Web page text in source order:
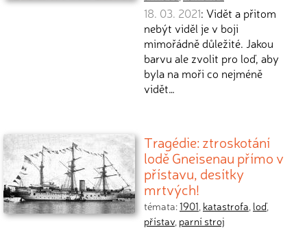
18. 03. 2021: Vidět a přitom
nebýt viděl je v boji
mimořádně důležité. Jakou
barvu ale zvolit pro loď, aby
byla na moři co nejméně
vidět…
Tragédie: ztroskotání
lodě Gneisenau přímo v
přístavu, desítky
mrtvých!
témata:1901, katastrofa, loď,
přístav, parní stroj